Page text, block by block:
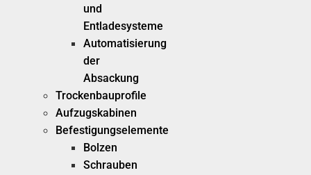
und
Entladesysteme
Automatisierung
der
Absackung
Trockenbauprofile
Aufzugskabinen
Befestigungselemente
Bolzen
Schrauben